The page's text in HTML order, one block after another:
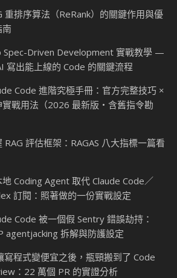
重排序算法（ReRank）的關鍵作用與優
Spec-Driven Development 實戰教學 —
寫出能上線的 Code 的關鍵流程
Code 進階究極手冊：官方完整技巧 ×
實戰用法（2026 最新版・含舊指令勘
RAG 評估框架：RAGAS 八大指標一篇看
地 Coding Agent 取代 Claude Code／
訂閱：照著做的一份實戰設定
Code 被一個假 Sentry 錯誤劫持：
agentjacking 拆解與防護設定
寫程式變便宜之後，瓶頸搬到了 Code
：22 萬個 PR 的實證分析